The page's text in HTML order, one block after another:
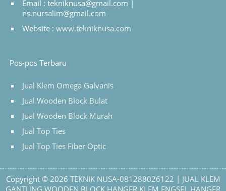
Email : tekniknusa@gmail.com |
ns.nursalim@gmail.com
Website : www.tekniknusa.com
Pos-pos Terbaru
Jual Klem Omega Galvanis
Jual Wooden Block Bulat
Jual Wooden Block Murah
Jual Top Ties
Jual Top Ties Fiber Optic
Copyright © 2026 TEKNIK NUSA-081288026122 | JUAL KLEM
GANTUNG,WOODEN BLOCK,HANGER KLEM ENGSEL,HANGER